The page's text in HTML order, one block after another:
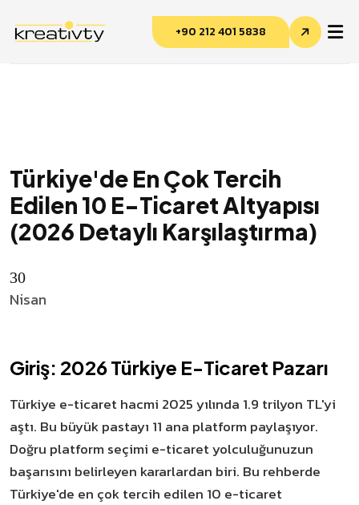
+90 212 401 5838
Türkiye'de En Çok Tercih
Edilen 10 E-Ticaret Altyapısı
(2026 Detaylı Karşılaştırma)
30
Nisan
Giriş: 2026 Türkiye E-Ticaret Pazarı
Türkiye e-ticaret hacmi 2025 yılında 1.9 trilyon TL'yi
aştı. Bu büyük pastayı 11 ana platform paylaşıyor.
Doğru platform seçimi e-ticaret yolculuğunuzun
başarısını belirleyen kararlardan biri. Bu rehberde
Türkiye'de en çok tercih edilen 10 e-ticaret
Kreativty Asistan
Çevrimiçi · genelde hemen yanıtlar